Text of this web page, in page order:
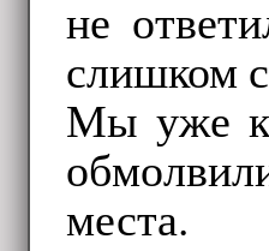
не
слишком
Мы уже
места.